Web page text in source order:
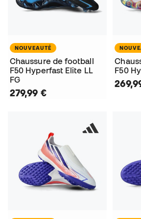
NOUVEAUTÉ
Chaussure de football
F50 Hyperfast Elite LL
FG
279,99 €
F50